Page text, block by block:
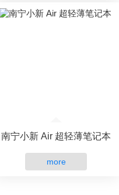
南宁小新 Air 超轻薄笔记本
more